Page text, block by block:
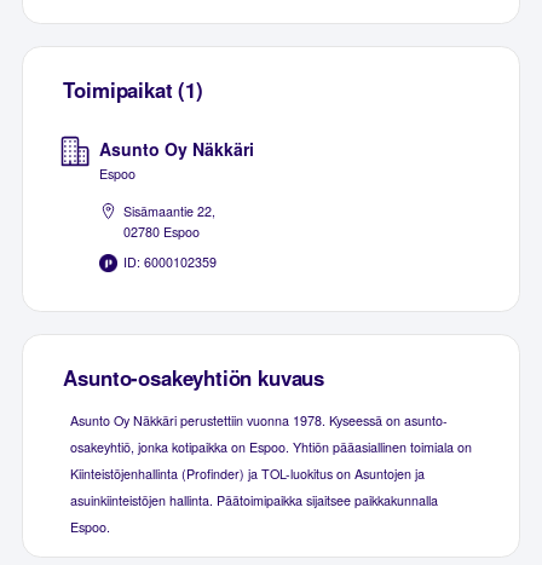
Toimipaikat (1)
Asunto Oy Näkkäri
Espoo
Sisämaantie 22,
02780 Espoo
ID: 6000102359
Asunto-osakeyhtiön kuvaus
Asunto Oy Näkkäri perustettiin vuonna 1978. Kyseessä on asunto-
osakeyhtiö, jonka kotipaikka on Espoo. Yhtiön pääasiallinen toimiala on
Kiinteistöjenhallinta (Profinder) ja TOL-luokitus on Asuntojen ja
asuinkiinteistöjen hallinta. Päätoimipaikka sijaitsee paikkakunnalla
Espoo.